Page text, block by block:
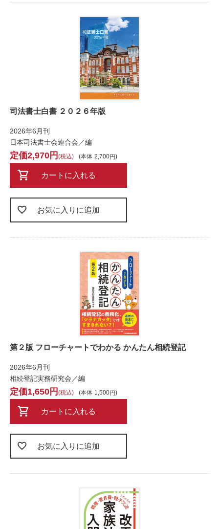
司法書士白書 ２０２６年版
2026年6月刊
日本司法書士会連合会／編
本体 2,700
2,970 税込
カートに入れる
お気に入りに追加
第２版 フローチャートでわかる かんたん相続登記
2026年6月刊
相続登記実務研究会／編
本体 1,500
1,650 税込
カートに入れる
お気に入りに追加